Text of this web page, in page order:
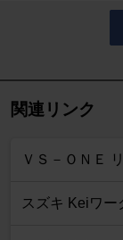
関連リンク
ＶＳ－ＯＮＥ
スズキ Keiワー